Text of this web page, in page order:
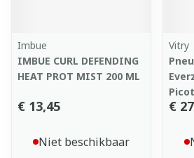
Imbue
IMBUE CURL DEFENDING
HEAT PROT MIST 200 ML
€ 13,45
Niet beschikbaar
Vitry
€